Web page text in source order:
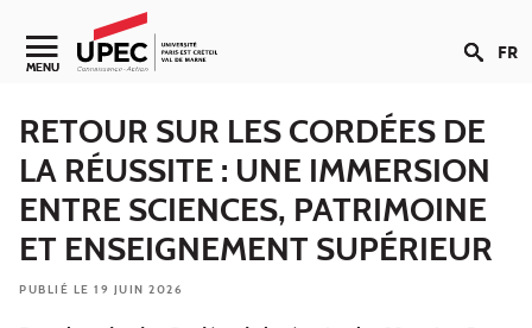
Aller au contenu
Navigation secondaire
MENU FR
RETOUR SUR LES CORDÉES DE
LA RÉUSSITE : UNE IMMERSION
ENTRE SCIENCES, PATRIMOINE
ET ENSEIGNEMENT SUPÉRIEUR
PUBLIÉ LE 19 JUIN 2026